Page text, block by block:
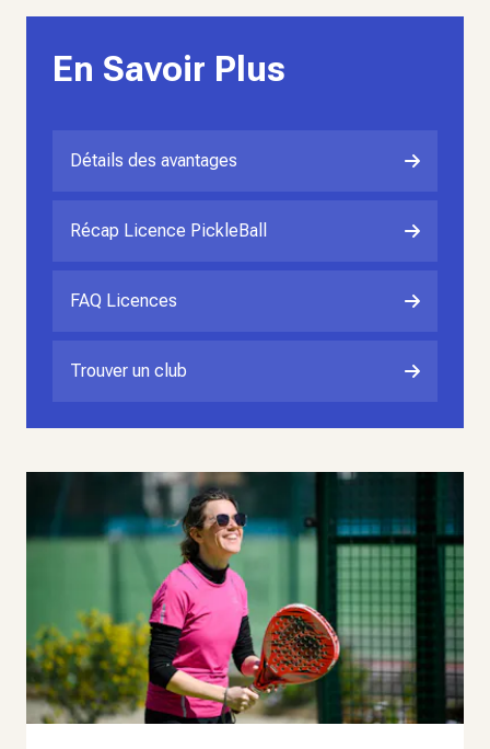
En Savoir Plus
Détails des avantages
Récap Licence PickleBall
FAQ Licences
Trouver un club